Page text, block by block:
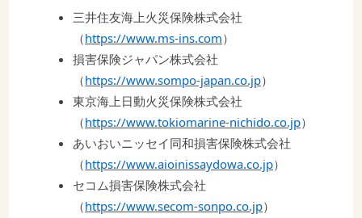
三井住友海上火災保険株式会社
（https://www.ms-ins.com）
損害保険ジャパン株式会社
（https://www.sompo-japan.co.jp）
東京海上日動火災保険株式会社
（https://www.tokiomarine-nichido.co.jp）
あいおいニッセイ同和損害保険株式会社
（https://www.aioinissaydowa.co.jp）
セコム損害保険株式会社
（https://www.secom-sonpo.co.jp）